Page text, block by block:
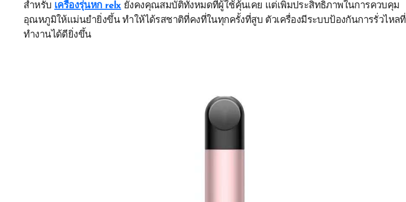
สำหรับ เครื่องรุ่นหก relx ยังคงคุณสมบัติทั้งหมดที่ผู้ใช้คุ้นเคย แต่เพิ่มประสิทธิภาพในการควบคุม
อุณหภูมิให้แม่นยำยิ่งขึ้น ทำให้ได้รสชาติที่คงที่ในทุกครั้งที่สูบ ตัวเครื่องมีระบบป้องกันการรั่วไหลที่
ทำงานได้ดียิ่งขึ้น